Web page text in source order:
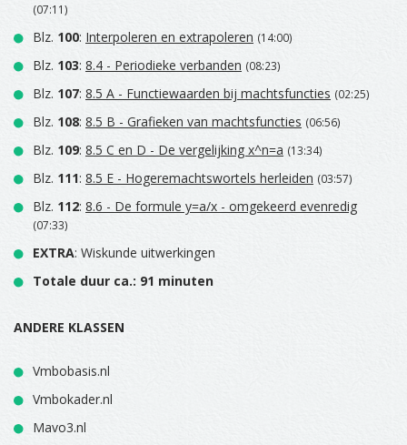
(07:11)
Blz. 100: Interpoleren en extrapoleren (14:00)
Blz. 103: 8.4 - Periodieke verbanden (08:23)
Blz. 107: 8.5 A - Functiewaarden bij machtsfuncties (02:25)
Blz. 108: 8.5 B - Grafieken van machtsfuncties (06:56)
Blz. 109: 8.5 C en D - De vergelijking x^n=a (13:34)
Blz. 111: 8.5 E - Hogeremachtswortels herleiden (03:57)
Blz. 112: 8.6 - De formule y=a/x - omgekeerd evenredig
(07:33)
EXTRA: Wiskunde uitwerkingen
Totale duur ca.: 91 minuten
ANDERE KLASSEN
Vmbobasis.nl
Vmbokader.nl
Mavo3.nl